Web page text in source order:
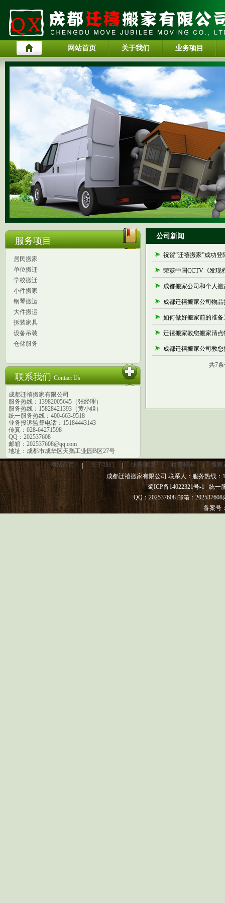
网站首页 关于我们 业务项目
服务项目
居民搬家
单位搬迁
学校搬迁
小件搬家
钢琴搬运
大件搬运
拆装家具
设备吊装
仓储服务
联系我们Contact Us
成都迁禧搬家有限公司
服务热线：13982005645（张经理）
服务热线：15828421393（黄小姐）
统一服务热线：400-663-9518
业务投诉监督电话：15184443143
传真：028-64271598
QQ：202537608
邮箱：202537608@qq.com
地址：成都市成华区天鹅工业园B区27号
公司新闻
祝贺“迁禧搬家”成功
荣获中国CCTV《发
成都搬家公司和个人
成都迁禧搬家公司物
如何做好搬家前的准
迁禧搬家教您搬家清点
成都迁禧搬家公司教
共7
网站首页 关于我们 业务项目 收费标准
搬家
成都迁禧搬家有限公司 联系人：服务热线：
蜀ICP备14022321号-1统一服
QQ：202537608 邮箱：
备案号